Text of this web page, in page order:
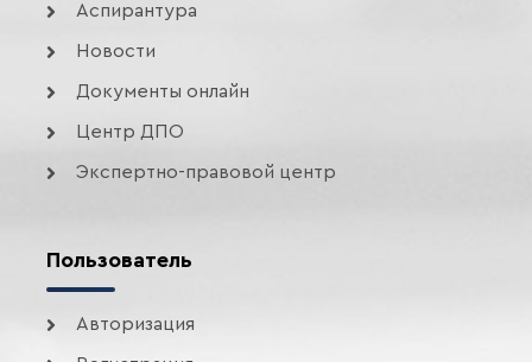
Аспирантура
Новости
Документы онлайн
Центр ДПО
Экспертно-правовой центр
Пользователь
Авторизация